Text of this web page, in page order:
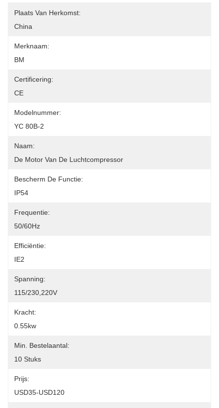
Plaats Van Herkomst:
China
Merknaam:
BM
Certificering:
CE
Modelnummer:
YC 80B-2
Naam:
De Motor Van De Luchtcompressor
Bescherm De Functie:
IP54
Frequentie:
50/60Hz
Efficiëntie:
IE2
Spanning:
115/230,220V
Kracht:
0.55kw
Min. Bestelaantal:
10 Stuks
Prijs:
USD35-USD120